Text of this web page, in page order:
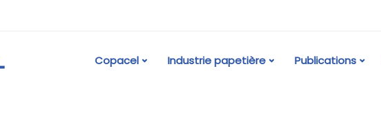
Copacel Industrie papetière Publications